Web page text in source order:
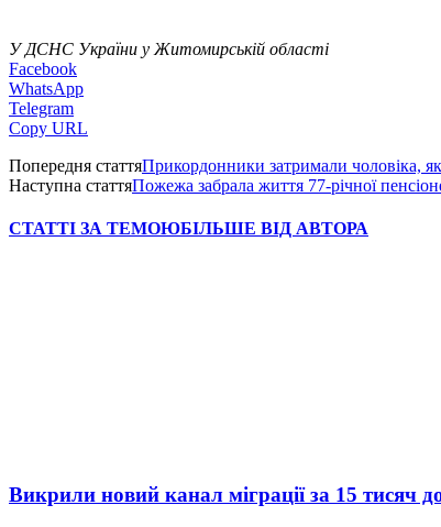
У ДСНС України у Житомирській області
Facebook
WhatsApp
Telegram
Copy URL
Попередня статтяПрикордонники затримали чоловіка,
Наступна статтяПожежа забрала життя 77-річної
СТАТТІ ЗА ТЕМОЮБІЛЬШЕ ВІД АВТОРА
Викрили новий канал міграції за 15 тисяч